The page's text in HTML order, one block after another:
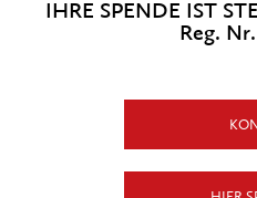
IHRE SPENDE IST
Reg.